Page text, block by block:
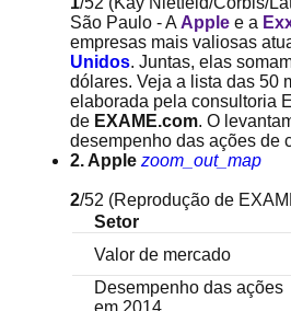
São Paulo - A Apple e a
empresas mais valiosas
Unidos. Juntas, elas
dólares. Veja a lista das 50
elaborada pela consultoria
de EXAME.com. O
desempenho das ações de
2. Apple zoom_out_map
2/52 (Reprodução de
Setor
Valor de mercado
Desempenho das ações
em 2014